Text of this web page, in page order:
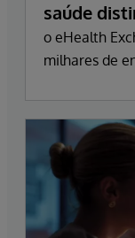
saúde
o eHealth
milhares de
tecnologia